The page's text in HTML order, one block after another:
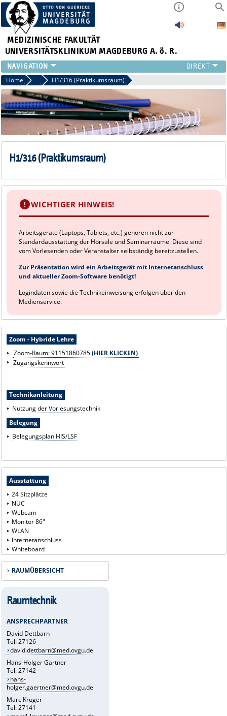
MEDIZINISCHE FAKULTÄT
UNIVERSITÄTSKLINIKUM MAGDEBURG A. ö. R.
INSTITUTE
KLINIKEN
ZENTRALE EINRICHTUNGEN
FORSCHUNG
ÜBER UNS
INTERNATIONAL
Home Seminarräume
H1/316 (Praktikumsraum)
H1/316 (Praktikumsraum)
WICHTIGER HINWEIS!
Arbeitsgeräte (Laptops, Tablets, etc.) gehören nicht zur
Standardausstattung der Hörsäle und Seminarräume. Diese sind
vom Vorlesenden oder Veranstalter selbständig bereitzustellen.
Zur Präsentation wird ein Arbeitsgerät mit Internetanschluss
und aktueller Zoom-Software benötigt!
Logindaten sowie die Technikeinweisung erfolgen über den
Medienservice.
Zoom - Hybride Lehre
Zoom-Raum: 91151860785(HIER KLICKEN)
Zugangskennwort
Technikanleitung
Nutzung der Vorlesungstechnik
Belegung
Belegungsplan HIS/LSF
Ausstattung
24 Sitzplätze
NUC
Webcam
Monitor 86"
WLAN
Internetanschluss
Whiteboard
RAUMÜBERSICHT
Raumtechnik
ANSPRECHPARTNER
David Dettbarn
Tel: 27126
david.dettbarn@med.ovgu.de
Hans-Holger Gärtner
Tel: 27142
hans-
holger.gaertner@med.ovgu.de
Marc Krüger
Tel: 27141